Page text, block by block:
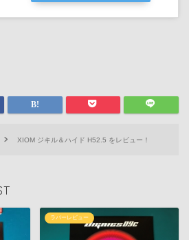
XIOM ジキル＆ハイド H52.5 をレビュー！
ラバーレビュー